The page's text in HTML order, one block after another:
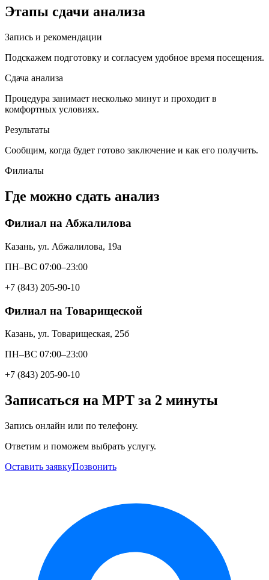
Этапы сдачи анализа
Запись и рекомендации
Подскажем подготовку и согласуем удобное время посещения.
Сдача анализа
Процедура занимает несколько минут и проходит в
комфортных условиях.
Результаты
Сообщим, когда будет готово заключение и как его получить.
Филиалы
Где можно сдать анализ
Филиал на Абжалилова
Казань, ул. Абжалилова, 19а
ПН–ВС 07:00–23:00
+7 (843) 205-90-10
Филиал на Товарищеской
Казань, ул. Товарищеская, 25б
ПН–ВС 07:00–23:00
+7 (843) 205-90-10
Записаться на МРТ за 2 минуты
Запись онлайн или по телефону.
Ответим и поможем выбрать услугу.
Оставить заявкуПозвонить